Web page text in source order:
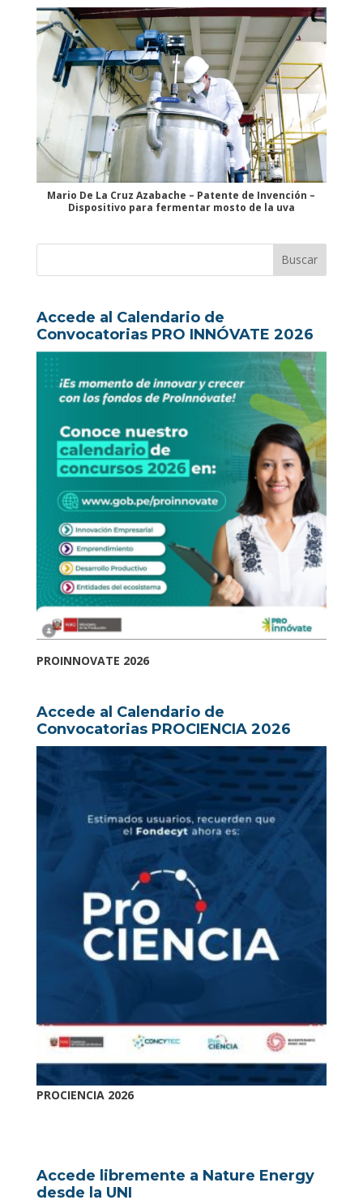
Mario De La Cruz Azabache – Patente de Invención –
Dispositivo para fermentar mosto de la uva
Accede al Calendario de
Convocatorias PRO INNÓVATE 2026
PROINNOVATE 2026
Accede al Calendario de
Convocatorias PROCIENCIA 2026
PROCIENCIA 2026
Accede libremente a Nature Energy
desde la UNI